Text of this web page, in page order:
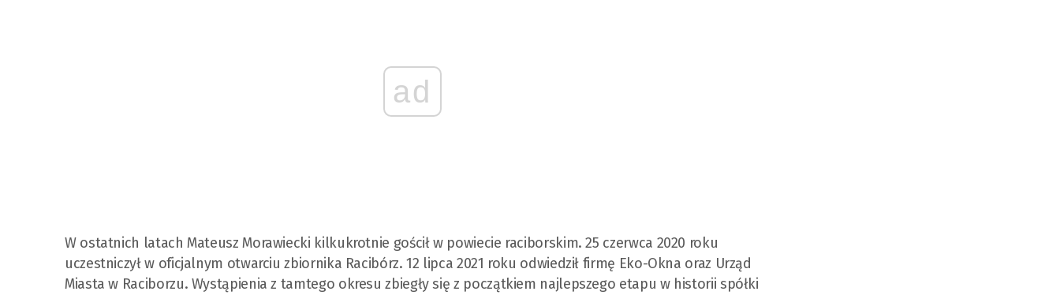
ad
W ostatnich latach Mateusz Morawiecki kilkukrotnie gościł w powiecie raciborskim. 25 czerwca 2020 roku
uczestniczył w oficjalnym otwarciu zbiornika Racibórz. 12 lipca 2021 roku odwiedził firmę Eko-Okna oraz Urząd
Miasta w Raciborzu. Wystąpienia z tamtego okresu zbiegły się z początkiem najlepszego etapu w historii spółki